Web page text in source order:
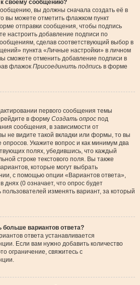
к своему сообщению?
вы должны сначала создать её в
вы можете отметить флажком пункт
отправки сообщения, чтобы подпись
настроить добавление подписи по
сделав соответствующий выбор в
пункта «Личные настройки» в личном
сможете отменить добавление подписи в
флажок Присоединить подпись в форме
первого сообщения темы
в форму Создать опрос под
сообщения, в зависимости от
не видите такой вкладки или формы, то вы
Укажите вопрос и как минимум два
полях, убедившись, что каждый
строке текстового поля. Вы также
которые могут выбрать
с помощью опции «Вариантов ответа»,
днях (0 означает, что опрос будет
изменять вариант, за который
больше вариантов ответа?
ответа устанавливается
Если вам нужно добавить количество
ограничение, свяжитесь с